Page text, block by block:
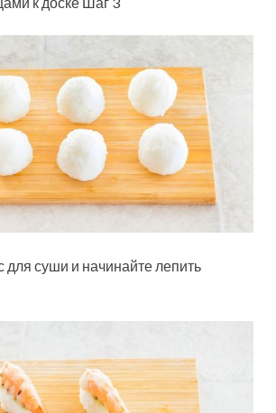
для суши и начинайте лепить